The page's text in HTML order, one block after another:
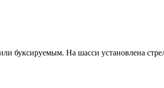
буксируемым. На шасси установлена